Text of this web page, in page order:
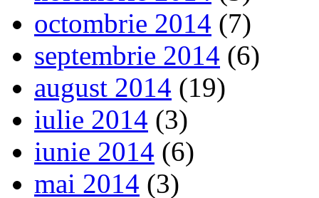
octombrie 2014 (7)
septembrie 2014 (6)
august 2014 (19)
iulie 2014 (3)
iunie 2014 (6)
mai 2014 (3)